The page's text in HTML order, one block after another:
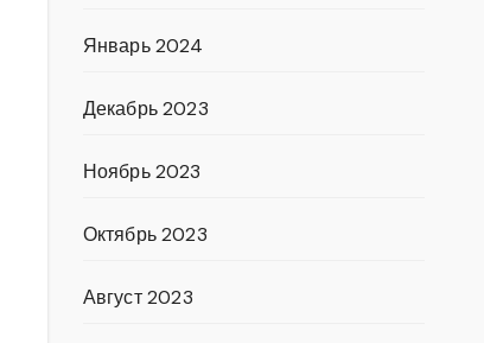
Январь 2024
Декабрь 2023
Ноябрь 2023
Октябрь 2023
Август 2023